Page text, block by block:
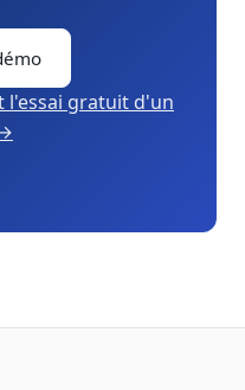
l'essai gratuit d'un